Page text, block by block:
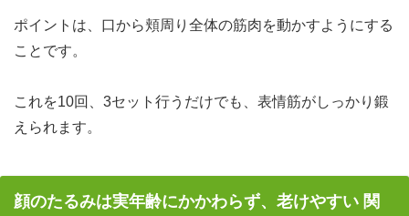
ポイントは、口から頬周り全体の筋肉を動かすようにする
ことです。
これを10回、3セット行うだけでも、表情筋がしっかり鍛
えられます。
顔のたるみは実年齢にかかわらず、老けやすい 関